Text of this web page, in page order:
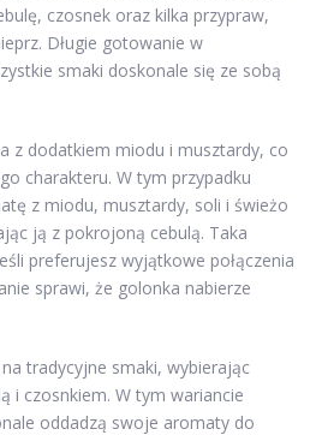
czosnek oraz kilka przypraw,
Długie gotowanie w
smaki doskonale się ze sobą
z dodatkiem miodu i musztardy, co
charakteru. W tym przypadku
z miodu, musztardy, soli i świeżo
ją z pokrojoną cebulą. Taka
preferujesz wyjątkowe połączenia
sprawi, że golonka nabierze
tradycyjne smaki, wybierając
i czosnkiem. W tym wariancie
oddadzą swoje aromaty do